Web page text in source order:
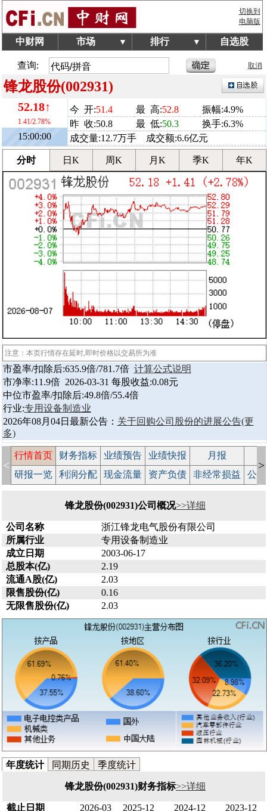
切换到
电脑版
中财网 市场 ▼ 排行 ▼ 自选股
查询: 取消
锋龙股份(002931)
52.18↑
1.41/2.78%
15:00:00
今 开:51.4 最 高:52.8
振幅:4.9%
昨 收:50.8
最 低:50.3
换手:6.3%
成交量:12.7万手 成交额:6.6亿元
分时 日K 周K 月K 季K 年K
注意：本页行情存在延时,即时价格以交易所为准
市盈率/扣除后:635.9倍/781.7倍 计算公式说明
市净率:11.9倍 2026-03-31 每股收益:0.08元
中位市盈率/扣除后:49.8倍/55.4倍
行业:专用设备制造业
2026年08月04日最新公告： 关于回购公司股份的进展公告(更
多)
<
行情首页 财务指标 业绩预告 业绩快报 月报
研报一览
利润分配 现金流量 资产负债 非经常损益 公
>
锋龙股份(002931)公司概况>>详细
公司名称
浙江锋龙电气股份有限公司
所属行业
专用设备制造业
成立日期
2003-06-17
总股本(亿)
2.19
流通A股(亿)
2.03
限售股份(亿)
0.16
无限售股份(亿)
2.03
年度统计 同期历史 季度统计
锋龙股份(002931)财务指标>>详细
截止日期 2026-03 2025-12 2024-12
2023-12